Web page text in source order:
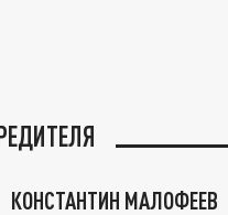
КОНСТАНТИН МАЛОФЕЕВ